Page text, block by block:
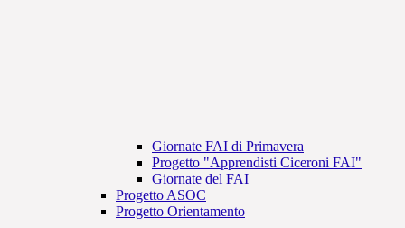
Giornate FAI di Primavera
Progetto "Apprendisti Ciceroni FAI"
Giornate del FAI
Progetto ASOC
Progetto Orientamento